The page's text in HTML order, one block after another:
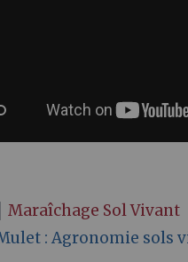
Maraîchage Sol Vivant
: Agronomie sols